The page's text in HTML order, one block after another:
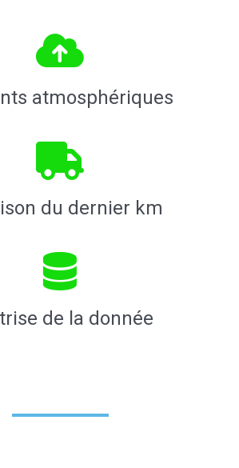
atmosphériques
du dernier km
de la donnée